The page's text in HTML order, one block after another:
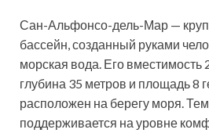
Сан-Альфонсо-дель-Мар —
бассейн, созданный руками
морская вода. Его вместимость
глубина 35 метров и площадь 8
расположен на берегу моря.
поддерживается на уровне